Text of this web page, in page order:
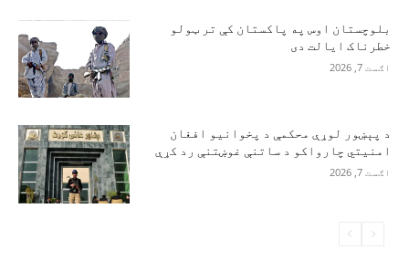
بلوچستان اوس په پاکستان کې تر ټولو
خطرناک ایالت دی
اګست 7, 2026
د پېښور لوړې محکمې د پخوانیو افغان
امنیتي چارواکو د ساتنې غوښتنې رد کړې
اګست 7, 2026